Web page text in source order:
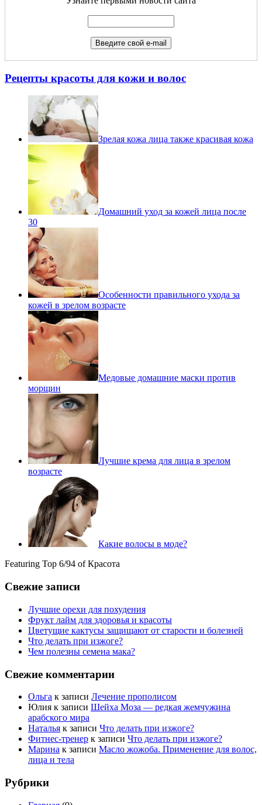
Рецепты красоты для кожи и волос
Зрелая кожа лица также красивая кожа
Домашний уход за кожей лица после
30
Особенности правильного ухода за
кожей в зрелом возрасте
Медовые домашние маски против
морщин
Лучшие крема для лица в зрелом
возрасте
Какие волосы в моде?
Featuring Top 6/94 of Красота
Свежие записи
Лучшие орехи для похудения
Фрукт лайм для здоровья и красоты
Цветущие кактусы защищают от старости и болезней
Что делать при изжоге?
Чем полезны семена мака?
Свежие комментарии
Ольга к записи Лечение прополисом
Юлия к записи Шейха Моза — редкая жемчужина
арабского мира
Наталья к записи Что делать при изжоге?
Фитнес-тренер к записи Что делать при изжоге?
Марина к записи Масло жожоба. Применение для волос,
лица и тела
Рубрики